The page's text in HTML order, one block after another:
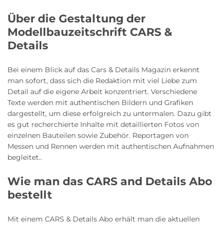
Über die Gestaltung der
Modellbauzeitschrift CARS &
Details
Bei einem Blick auf das Cars & Details Magazin erkennt
man sofort, dass sich die Redaktion mit viel Liebe zum
Detail auf die eigene Arbeit konzentriert. Verschiedene
Texte werden mit authentischen Bildern und Grafiken
dargestellt, um diese erfolgreich zu untermalen. Dazu gibt
es gut recherchierte Inhalte mit detaillierten Fotos von
einzelnen Bauteilen sowie Zubehör. Reportagen von
Messen und Rennen werden mit authentischen Aufnahmen
begleitet..
Wie man das CARS and Details Abo
bestellt
Mit einem CARS & Details Abo erhält man die aktuellen